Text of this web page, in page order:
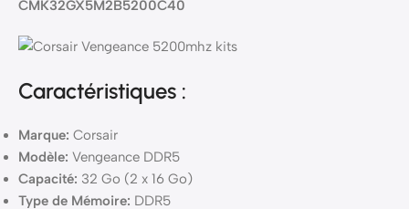
CMK32GX5M2B5200C40
Caractéristiques :
Marque: Corsair
Modèle: Vengeance DDR5
Capacité: 32 Go (2 x 16 Go)
Type de Mémoire: DDR5